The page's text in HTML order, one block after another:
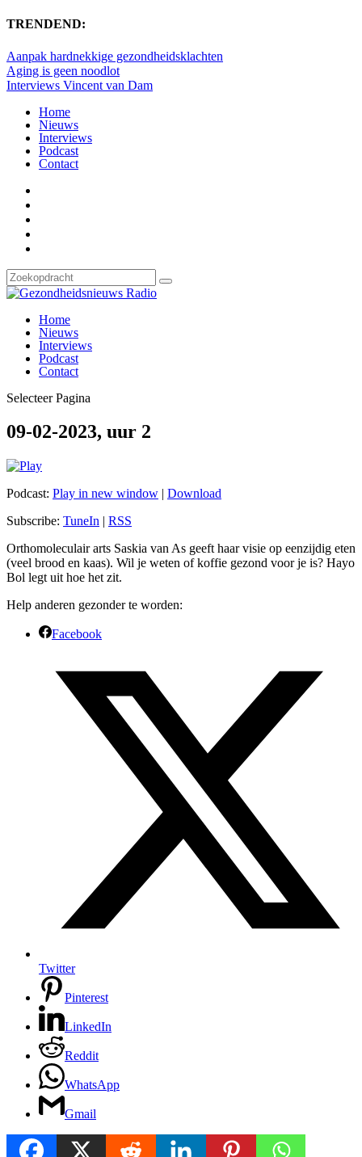
TRENDEND:
Aanpak hardnekkige gezondheidsklachten
Aging is geen noodlot
Interviews Vincent van Dam
Home
Nieuws
Interviews
Podcast
Contact
Home
Nieuws
Interviews
Podcast
Contact
Selecteer Pagina
09-02-2023, uur 2
Podcast: Play in new window | Download
Subscribe: TuneIn | RSS
Orthomoleculair arts Saskia van As geeft haar visie op eenzijdig eten
(veel brood en kaas). Wil je weten of koffie gezond voor je is? Hayo
Bol legt uit hoe het zit.
Help anderen gezonder te worden:
Facebook
Twitter
Pinterest
LinkedIn
Reddit
WhatsApp
Gmail